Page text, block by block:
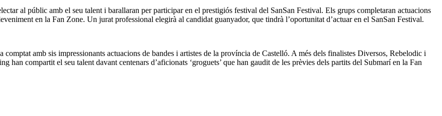
al públic amb el seu talent i barallaran per participar en el prestigiós festival del SanSan Festival. Els grups completaran actuacions
en la Fan Zone. Un jurat professional elegirà al candidat guanyador, que tindrà l’oportunitat d’actuar en el SanSan Festival.
amb sis impressionants actuacions de bandes i artistes de la província de Castelló. A més dels finalistes Diversos, Rebelodic i
compartit el seu talent davant centenars d’aficionats ‘groguets’ que han gaudit de les prèvies dels partits del Submarí en la Fan